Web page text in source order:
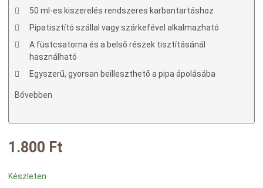
50 ml-es kiszerelés rendszeres karbantartáshoz
Pipatisztító szállal vagy szárkefével alkalmazható
A füstcsatorna és a belső részek tisztításánál
használható
Egyszerű, gyorsan beilleszthető a pipa ápolásába
Bővebben
1.800 Ft
Készleten